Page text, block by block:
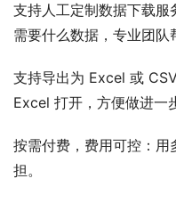
支持人工定制数据下载
需要什么数据，专业团队
支持导出为 Excel 或
Excel 打开，方便做进一
按需付费，费用可控：用
担。